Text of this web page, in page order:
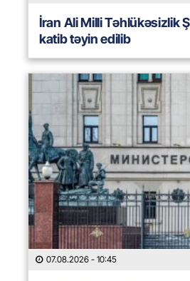
İran Ali Milli Təhlükəsizlik
katib təyin edilib
07.08.2026 - 10:45